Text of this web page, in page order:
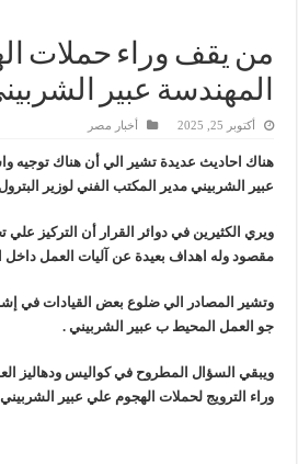
من يقف وراء حملات
المهندسة عبير
أكتوبر 25, 2025 أخبار مصر
هناك احاديث عديدة تشير الي أن هناك
عبير الشربيني مدير المكتب الفني لوزير
ويري الكثيرين في دوائر القرار أن التركيز علي
مقصود وله اهداف بعيدة عن آليات العمل داخل
وتشير المصادر الي ضلوع بعض القيادات في
جو العمل المحيط ب عبير الشربيني .
ويبقي السؤال المطروح في كواليس ودهاليز
وراء الترويج لحملات الهجوم علي عبير